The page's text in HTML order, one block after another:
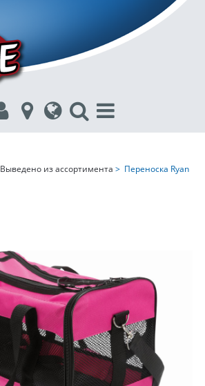
Выведено из ассортимента > Переноска Ryan